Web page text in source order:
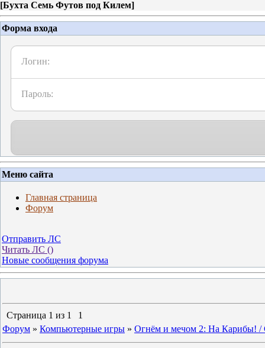
[Бухта Семь Футов под Килем]
Форма входа
Логин:
Пароль:
Меню сайта
Главная страница
Форум
Отправить ЛС
Читать ЛС ()
Новые сообщения форума
Страница 1 из 1
1
Форум » Компьютерные игры » Огнём и мечом 2: На Карибы! /